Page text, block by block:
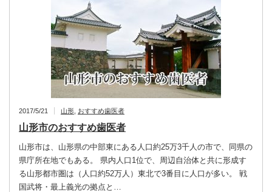
2017/5/21 山形 おすすめ歯医者
山形市のおすすめ歯医者
山形市は、山形県の中部東にある人口約25万3千人の市で、同県の
県庁所在地でもある。 県内人口1位で、周辺自治体と共に形成す
る山形都市圏は（人口約52万人）東北で3番目に人口が多い。 戦
国武将・最上義光の拠点と…